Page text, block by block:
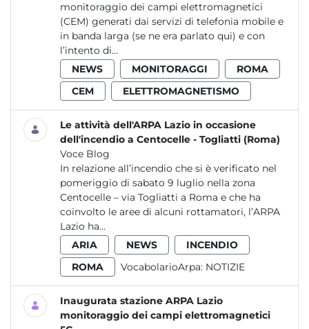
monitoraggio dei campi elettromagnetici
(CEM) generati dai servizi di telefonia mobile e
in banda larga (se ne era parlato qui) e con
l’intento di...
NEWS
MONITORAGGI
ROMA
CEM
ELETTROMAGNETISMO
Le attività dell'ARPA Lazio in occasione
dell'incendio a Centocelle - Togliatti (Roma)
Voce Blog
In relazione all’incendio che si è verificato nel
pomeriggio di sabato 9 luglio nella zona
Centocelle – via Togliatti a Roma e che ha
coinvolto le aree di alcuni rottamatori, l’ARPA
Lazio ha...
ARIA
NEWS
INCENDIO
ROMA
VocabolarioArpa: NOTIZIE
Inaugurata stazione ARPA Lazio
monitoraggio dei campi elettromagnetici